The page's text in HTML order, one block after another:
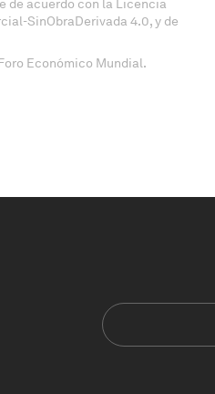
de acuerdo con la Licencia
SinObraDerivada 4.0, y de
Económico Mundial.